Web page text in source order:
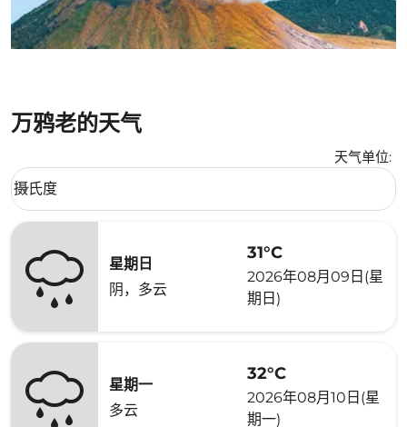
万鸦老的天气
天气单位:
Weather unit option 摄氏度 Selected
摄氏度
keyboard_arrow_down
星期日
阴，多云
31°C
2026年08月09日(星
期日)
星期一
多云
32°C
2026年08月10日(星
期一)